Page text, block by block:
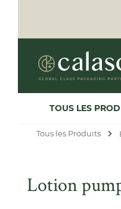
TOUS LES
Tous les Produits
Lotion